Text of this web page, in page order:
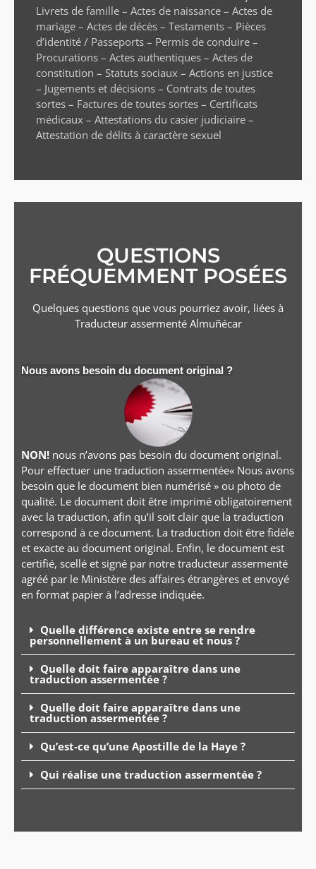
Livrets de famille – Actes de naissance – Actes de
mariage – Actes de décès – Testaments – Pièces
d’identité / Passeports – Permis de conduire –
Procurations – Actes authentiques – Actes de
constitution – Statuts sociaux – Actions en justice
– Jugements et décisions – Contrats de toutes
sortes – Factures de toutes sortes – Certificats
médicaux – Attestations du casier judiciaire –
Attestation de délits à caractère sexuel
QUESTIONS
FRÉQUEMMENT POSÉES
Quelques questions que vous pourriez avoir, liées à
Traducteur assermenté Almuñécar
Nous avons besoin du document original ?
NON! nous n’avons pas besoin du document original.
Pour effectuer une traduction assermentée« Nous avons
besoin que le document bien numérisé » ou photo de
qualité. Le document doit être imprimé obligatoirement
avec la traduction, afin qu’il soit clair que la traduction
correspond à ce document. La traduction doit être fidèle
et exacte au document original. Enfin, le document est
certifié, scellé et signé par notre traducteur assermenté
agréé par le Ministère des affaires étrangères et envoyé
en format papier à l’adresse indiquée.
Quelle différence existe entre se rendre
personnellement à un bureau et nous ?
Quelle doit faire apparaître dans une
traduction assermentée ?
Quelle doit faire apparaître dans une
traduction assermentée ?
Qu’est-ce qu’une Apostille de la Haye ?
Qui réalise une traduction assermentée ?